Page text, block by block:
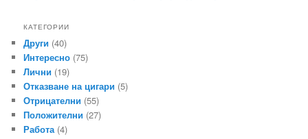
КАТЕГОРИИ
Други (40)
Интересно (75)
Лични (19)
Отказване на цигари (5)
Отрицателни (55)
Положителни (27)
Работа(4)